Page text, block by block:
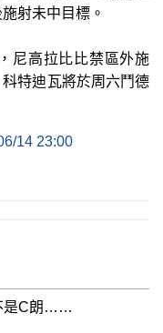
射未中目標。
尼高拉比比禁區外施
特迪瓦將於周六鬥德
14 23:00
是C朗……